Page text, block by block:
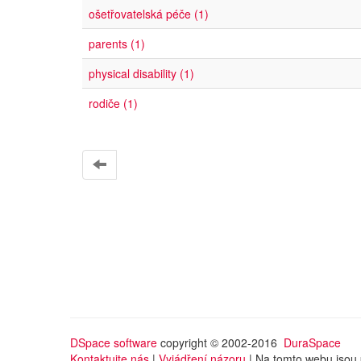
ošetřovatelská péče (1)
parents (1)
physical disability (1)
rodiče (1)
DSpace software copyright © 2002-2016 DuraSpace